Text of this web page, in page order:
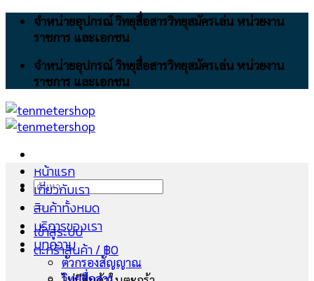
Skip
จำหน่ายอุปกรณ์ วิทยุสื่อสารวิทยุสมัครเล่น หน่วยงาน
ราชการ และเอกชน
จำหน่ายอุปกรณ์ วิทยุสื่อสารวิทยุสมัครเล่น หน่วยงาน
ราชการ และเอกชน
ค้นหา:
เข้าสู่ระบบ
ตะกร้าสินค้า /฿0
หน้าแรก
เกี่ยวกับเรา
สินค้าทั้งหมด
บริการของเรา
บทความ
ตัวกรองสัญญาณ